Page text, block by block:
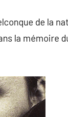
de la
la mémoire